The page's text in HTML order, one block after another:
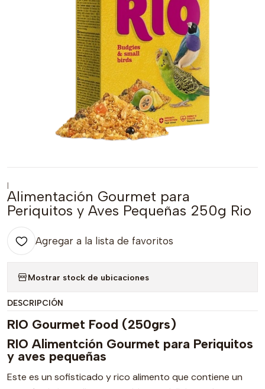
|
Alimentación Gourmet para
Periquitos y Aves Pequeñas 250g Rio
Agregar a la lista de favoritos
Mostrar stock de ubicaciones
DESCRIPCIÓN
RIO Gourmet Food (250grs)
RIO Alimentción Gourmet para Periquitos
y aves pequeñas
Este es un sofisticado y rico alimento que contiene un